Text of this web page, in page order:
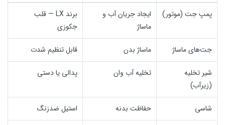
پمپ جت (موتور)
ایجاد جریان آب و
ماساژ
برند LX — قلب
جکوزی
جت‌های ماساژ ماساژ بدن قابل تنظیم شدت
شیر تخلیه
(زیرآب)
تخلیه آب وان پدالی یا دستی
شاسی حفاظت بدنه استیل ضدزنگ